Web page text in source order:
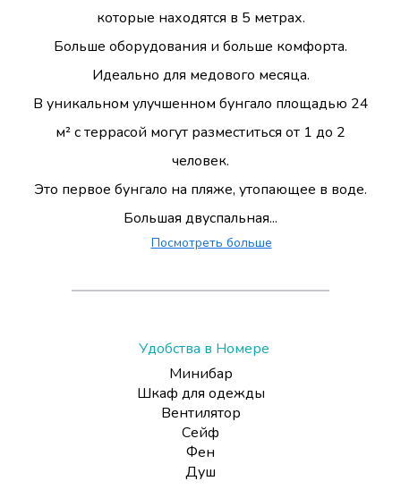
которые находятся в 5 метрах.
Больше оборудования и больше комфорта.
Идеально для медового месяца.
В уникальном улучшенном бунгало площадью 24
м² с террасой могут разместиться от 1 до 2
человек.
Это первое бунгало на пляже, утопающее в воде.
Большая двуспальная...
Посмотреть больше
Удобства в Номере
Минибар
Шкаф для одежды
Вентилятор
Сейф
Фен
Душ